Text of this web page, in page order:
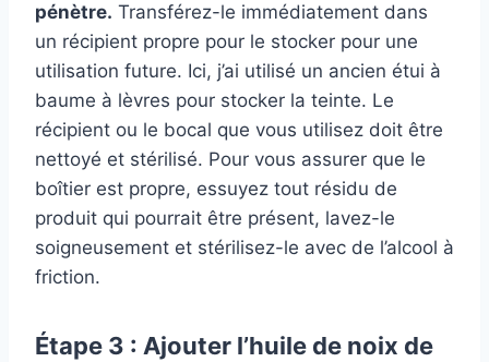
pénètre. Transférez-le immédiatement dans
un récipient propre pour le stocker pour une
utilisation future. Ici, j’ai utilisé un ancien étui à
baume à lèvres pour stocker la teinte. Le
récipient ou le bocal que vous utilisez doit être
nettoyé et stérilisé. Pour vous assurer que le
boîtier est propre, essuyez tout résidu de
produit qui pourrait être présent, lavez-le
soigneusement et stérilisez-le avec de l’alcool à
friction.
Étape 3 : Ajouter l’huile de noix de